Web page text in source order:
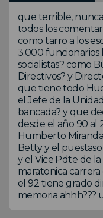
que terrible, nunca
todos los
como tarro a los
3.000 funcionarios
socialistas? como
Directivos? y
que tiene todo
el Jefe de la
bancada? y que
desde el año 90 al
Humberto
Betty y el
y el Vice Pdte de
maratonica
el 92 tiene grado
memoria ahhh???